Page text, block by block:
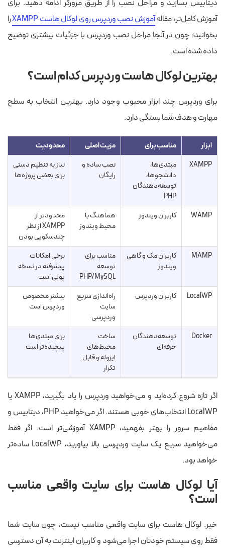
دیتابیس بسازید و مراحل نصب را از طریق مرورگر ادامه دهید. برای
آموزش کامل‌تر، مقالهآموزش نصب وردپرس روی لوکال هاست XAMPP
را
بخوانید؛ چون در آنجا مراحل نصب وردپرس با جزئیات بیشتری توضیح
داده شده است.
بهترین لوکال هاست وردپرس کدام است؟
برای وردپرس چند ابزار محبوب وجود دارد. بهترین انتخاب به سطح
مهارت و هدف شما بستگی دارد.
ابزار مناسب برای مزیت اصلی
محدودیت
XAMPP
مبتدی‌ها،
دانشجوها،
توسعه‌دهندگان
PHP
نصب ساده و
رایگان
نیاز به تنظیم دستی
برای بعضی پروژه‌ها
WAMP کاربران ویندوز
هماهنگ با
محیط ویندوز
محدودتر از
XAMPP از نظر
چندسکویی بودن
MAMP
کاربران مک و گاهی
ویندوز
مناسب برای
توسعه
PHP/MySQL
برخی امکانات
پیشرفته در نسخه
پولی است
LocalWP
کاربران وردپرس
راه‌اندازی سریع
سایت
وردپرسی
بیشتر مخصوص
وردپرس است
Docker
توسعه‌دهندگان
حرفه‌ای
ساخت
محیط‌های
ایزوله و قابل
تکرار
برای مبتدی‌ها
پیچیده‌تر است
اگر تازه شروع کرده‌اید و می‌خواهید وردپرس را یاد بگیرید، XAMPP یا
LocalWP انتخاب‌های خوبی هستند. اگر می‌خواهید PHP، دیتابیس و
مفاهیم سرور را بهتر بفهمید، XAMPP آموزشی‌تر است. اگر فقط
می‌خواهید سریع یک سایت وردپرسی بالا بیاورید، LocalWP ساده‌تر
خواهد بود.
آیا لوکال هاست برای سایت واقعی مناسب
است؟
خیر. لوکال هاست برای سایت واقعی مناسب نیست، چون سایت شما
فقط روی سیستم خودتان اجرا می‌شود و کاربران اینترنت به آن دسترسی